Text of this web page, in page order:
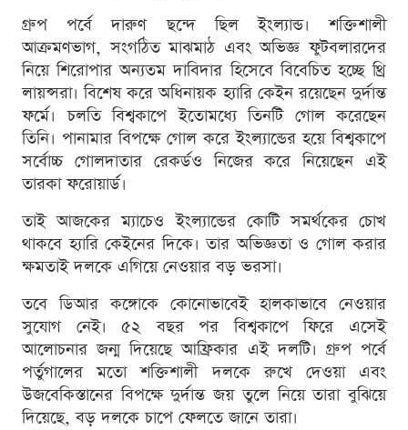
গ্রুপ পর্বে দারুণ ছন্দে ছিল ইংল্যান্ড। শক্তিশালী
আক্রমণভাগ, সংগঠিত মাঝমাঠ এবং অভিজ্ঞ ফুটবলারদের
নিয়ে শিরোপার অন্যতম দাবিদার হিসেবে বিবেচিত হচ্ছে থ্রি
লায়ন্সরা। বিশেষ করে অধিনায়ক হ্যারি কেইন রয়েছেন দুর্দান্ত
ফর্মে। চলতি বিশ্বকাপে ইতোমধ্যে তিনটি গোল করেছেন
তিনি। পানামার বিপক্ষে গোল করে ইংল্যান্ডের হয়ে বিশ্বকাপে
সর্বোচ্চ গোলদাতার রেকর্ডও নিজের করে নিয়েছেন এই
তারকা ফরোয়ার্ড।
তাই আজকের ম্যাচেও ইংল্যান্ডের কোটি সমর্থকের চোখ
থাকবে হ্যারি কেইনের দিকে। তার অভিজ্ঞতা ও গোল করার
ক্ষমতাই দলকে এগিয়ে নেওয়ার বড় ভরসা।
তবে ডিআর কঙ্গোকে কোনোভাবেই হালকাভাবে নেওয়ার
সুযোগ নেই। ৫২ বছর পর বিশ্বকাপে ফিরে এসেই
আলোচনার জন্ম দিয়েছে আফ্রিকার এই দলটি। গ্রুপ পর্বে
পর্তুগালের মতো শক্তিশালী দলকে রুখে দেওয়া এবং
উজবেকিস্তানের বিপক্ষে দুর্দান্ত জয় তুলে নিয়ে তারা বুঝিয়ে
দিয়েছে, বড় দলকে চাপে ফেলতে জানে তারা।